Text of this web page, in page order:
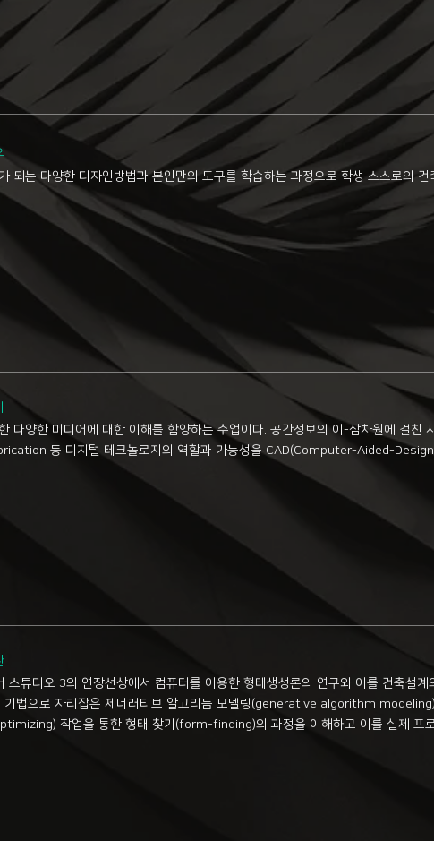
되는 다양한 디자인방법과 본인만의 도구를 학습하는 과정으로 학생 스스로의
다양한 미디어에 대한 이해를 함양하는 수업이다. 공간정보의 이-삼차원에 걸
등 디지털 테크놀로지의 역할과 가능성을 CAD(Computer-Aided-Design)
스튜디오 3의 연장선상에서 컴퓨터를 이용한 형태생성론의 연구와 이를 건축설
기법으로 자리잡은 제너러티브 알고리듬 모델링(generative algorithm
작업을 통한 형태 찾기(form-finding)의 과정을 이해하고 이를 실제 프